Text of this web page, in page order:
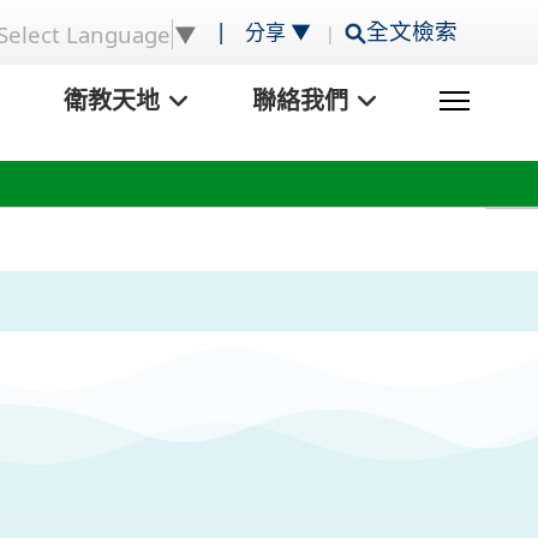
Language ▼ | 分享 ▼ | 全文檢索
衛教天地 聯絡我們